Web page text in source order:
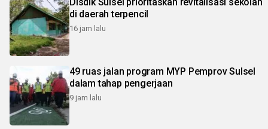
Disdik Sulsel prioritaskan revitalisasi sekolah
di daerah terpencil
16 jam lalu
49 ruas jalan program MYP Pemprov Sulsel
dalam tahap pengerjaan
9 jam lalu